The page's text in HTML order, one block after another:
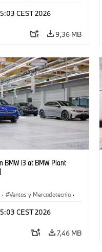
CEST 2026
9,36 MB
BMW i3 at BMW Plant
· Ventas y Mercadotecnia ·
CEST 2026
7,46 MB